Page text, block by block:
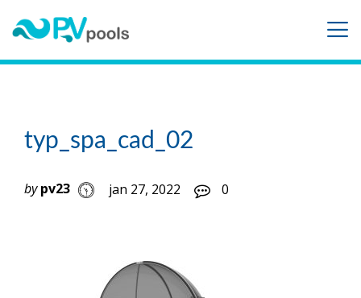
typ_spa_cad_02
by pv23 jan 27, 2022 0